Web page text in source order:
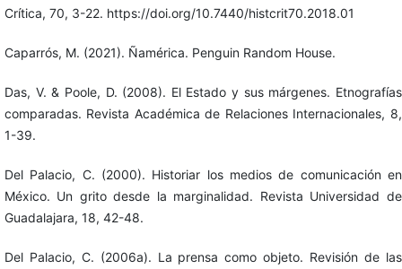
Crítica, 70, 3-22. https://doi.org/10.7440/histcrit70.2018.01
Caparrós, M. (2021). Ñamérica. Penguin Random House.
Das, V. & Poole, D. (2008). El Estado y sus márgenes. Etnografías
comparadas. Revista Académica de Relaciones Internacionales, 8,
1-39.
Del Palacio, C. (2000). Historiar los medios de comunicación en
México. Un grito desde la marginalidad. Revista Universidad de
Guadalajara, 18, 42-48.
Del Palacio, C. (2006a). La prensa como objeto. Revisión de las